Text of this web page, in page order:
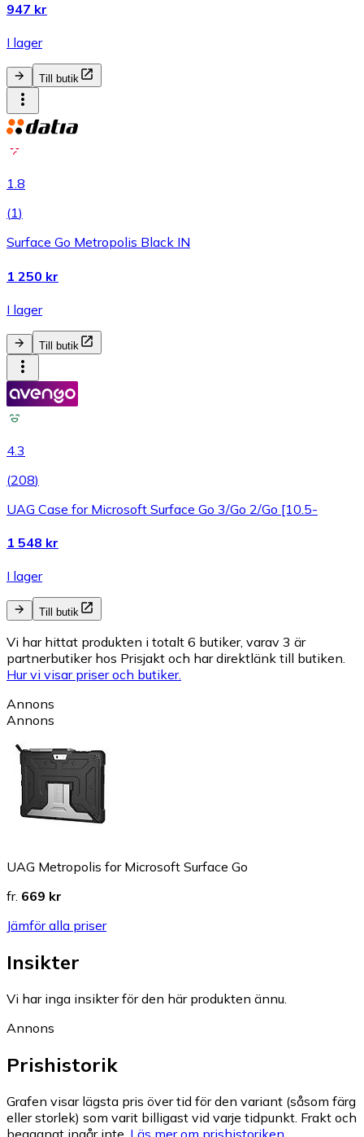
947 kr
I lager
Till butik
1.8
(1)
Surface Go Metropolis Black IN
1 250 kr
I lager
Till butik
4.3
(208)
UAG Case for Microsoft Surface Go 3/Go 2/Go [10.5-
1 548 kr
I lager
Till butik
Vi har hittat produkten i totalt 6 butiker, varav 3 är
partnerbutiker hos Prisjakt och har direktlänk till butiken.
Hur vi visar priser och butiker.
Annons
Annons
UAG Metropolis for Microsoft Surface Go
fr. 669 kr
Jämför alla priser
Insikter
Vi har inga insikter för den här produkten ännu.
Annons
Prishistorik
Grafen visar lägsta pris över tid för den variant (såsom färg
eller storlek) som varit billigast vid varje tidpunkt. Frakt och